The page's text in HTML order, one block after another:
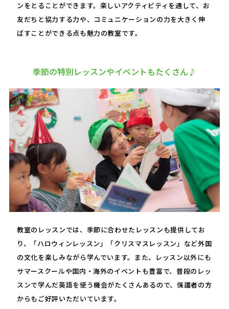
ンをとることができます。楽しいアクティビティを通して、お
友だちと協力する力や、コミュニケーションの力を大きく伸
ばすことができる点も魅力の教室です。
季節の特別レッスンやイベントもたくさん♪
教室のレッスンでは、季節に合わせたレッスンも提供してお
り、「ハロウィンレッスン」「クリスマスレッスン」など外国
の文化を楽しみながら学んでいます。また、レッスン以外にも
サマースクールや国内・海外のイベントも豊富で、普段のレッ
スンで学んだ英語を使う機会がたくさんあるので、保護者の方
からもご好評いただいています。